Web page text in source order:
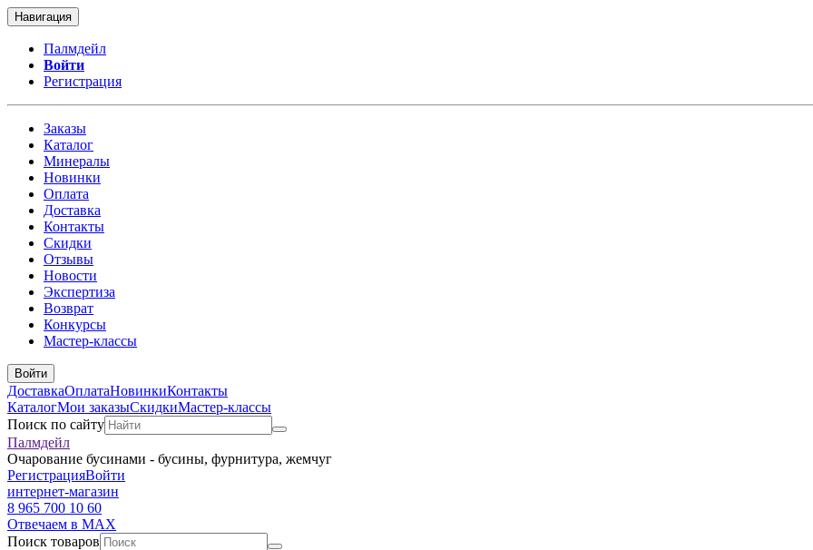
Навигация
Палмдейл
Войти
Регистрация
Заказы
Каталог
Минералы
Новинки
Оплата
Доставка
Контакты
Скидки
Отзывы
Новости
Экспертиза
Возврат
Конкурсы
Мастер-классы
Войти
ДоставкаОплатаНовинкиКонтакты
КаталогМои заказыСкидкиМастер-классы
Поиск по сайту
Палмдейл
Очарование бусинами - бусины, фурнитура, жемчуг
РегистрацияВойти
интернет-магазин
8 965 700 10 60
Отвечаем в MAX
Поиск товаров